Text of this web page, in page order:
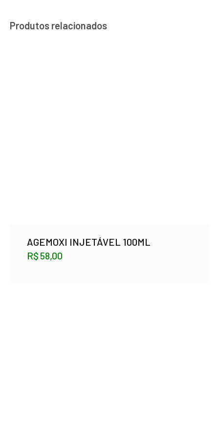
Produtos relacionados
AGEMOXI INJETÁVEL 100ML
R$58,00